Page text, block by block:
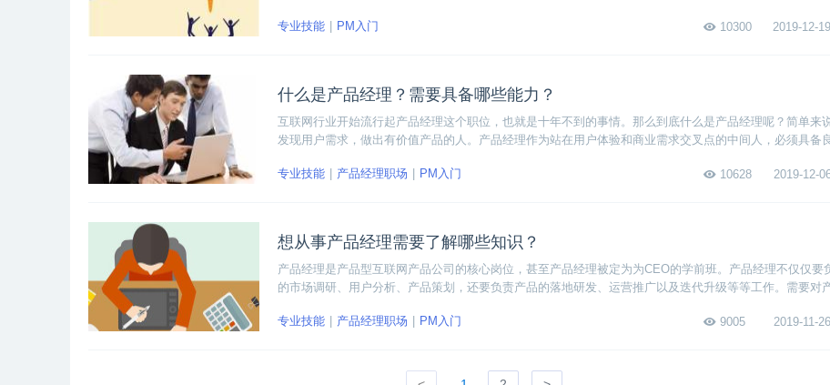
吧！
10300 2019-12-
专业技能 PM入门
什么是产品经理？需要具备哪些能力？
互联网行业开始流行起产品经理这个职位，也就是十年不到的事情。那么到底什么是产品经理呢？简单来
发现用户需求，做出有价值产品的人。产品经理作为站在用户体验和商业需求交叉点的中间人，必须具备
营人员、UI设计师等等，转产品经理的情况也并不少见。但是要成为一名优秀的产品经理，也并不简单。
10628 2019-12-
专业技能 产品经理职场 PM入门
想从事产品经理需要了解哪些知识？
产品经理是产品型互联网产品公司的核心岗位，甚至产品经理被定为为CEO的学前班。产品经理不仅仅要
的市场调研、用户分析、产品策划，还要负责产品的落地研发、运营推广以及迭代升级等等工作。需要对
9005
2019-11-
专业技能 产品经理职场 PM入门